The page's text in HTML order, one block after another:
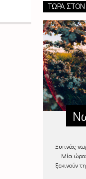
ΤΏΡΑ ΣΤΟΝ
Ξυπνάς
Μία ώρα
ξεκινούν